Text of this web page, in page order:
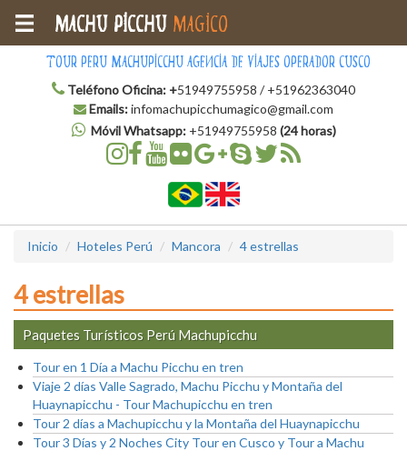
Tour Peru Machupicchu Agencia de Viajes Operador Cusco
Teléfono Oficina: +51949755958 / +51962363040
Emails:infomachupicchumagico@gmail.com
Móvil Whatsapp:+51949755958 (24 horas)
Machu Picchu Magico
Inicio Hoteles Perú Mancora 4 estrellas
4 estrellas
Paquetes Turísticos Perú Machupicchu
Tour en 1 Día a Machu Picchu en tren
Viaje 2 días Valle Sagrado, Machu Picchu y Montaña del
Huaynapicchu - Tour Machupicchu en tren
Tour 2 días a Machupicchu y la Montaña del Huaynapicchu
Tour 3 Días y 2 Noches City Tour en Cusco y Tour a Machu